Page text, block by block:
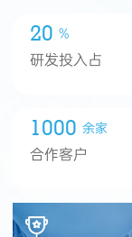
20 %
研发投入占
1000 余家
合作客户